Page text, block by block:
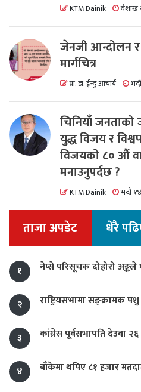
KTM Dainik वैशाख
जेनजी आन्दोलन
मार्गचित्र
प्रा. डा. ईन्दु आचार्य
चिनियाँ जनताको
युद्ध विजय र
विजयको ८० औं
मनाउनुपर्दछ ?
KTM Dainik भदौ
ताजा अपडेट धेरै
१ नेप्से परिसूचक दोहोरो अङ्कले
२ राष्ट्रियसभामा सङ्क्रामक
३ कांग्रेस पूर्वसभापति देउवा
४ बाँकेमा थपिए ८१ हजार